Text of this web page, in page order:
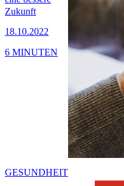
Zukunft
18.10.2022
6 MINUTEN
GESUNDHEIT